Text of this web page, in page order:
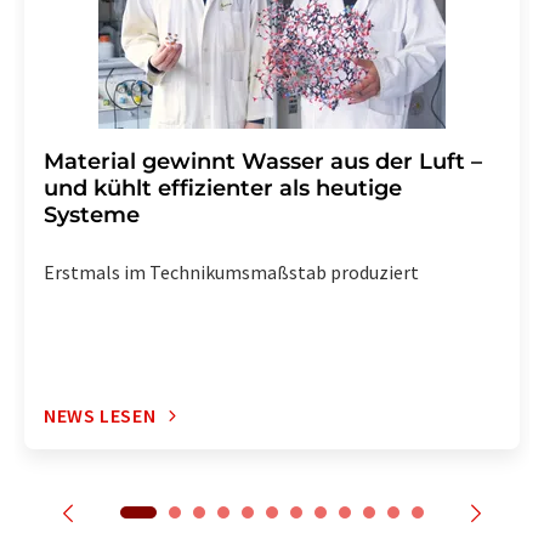
Material gewinnt Wasser aus der Luft –
und kühlt effizienter als heutige
Systeme
Erstmals im Technikumsmaßstab produziert
NEWS LESEN